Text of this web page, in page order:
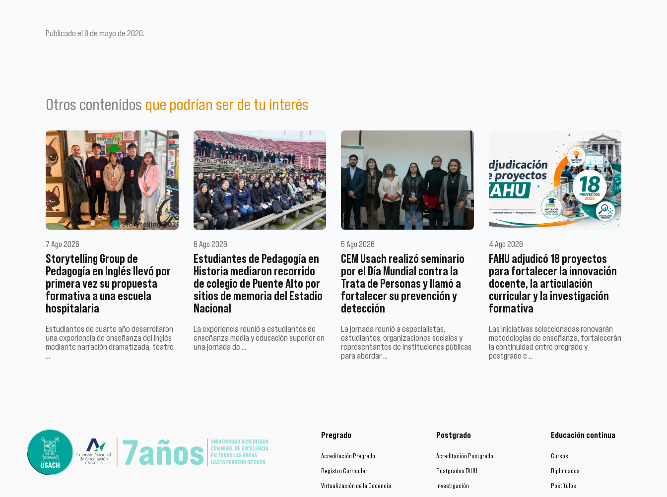
Publicado el 8 de mayo de 2020.
Otros contenidos que podrían ser de tu interés
7 Ago 2026
Storytelling Group de
Pedagogía en Inglés llevó por
primera vez su propuesta
formativa a una escuela
hospitalaria
Estudiantes de cuarto año desarrollaron
una experiencia de enseñanza del inglés
mediante narración dramatizada, teatro
…
6 Ago 2026
Estudiantes de Pedagogía en
Historia mediaron recorrido
de colegio de Puente Alto por
sitios de memoria del Estadio
Nacional
La experiencia reunió a estudiantes de
enseñanza media y educación superior en
una jornada de …
5 Ago 2026
CEM Usach realizó seminario
por el Día Mundial contra la
Trata de Personas y llamó a
fortalecer su prevención y
detección
La jornada reunió a especialistas,
estudiantes, organizaciones sociales y
representantes de instituciones públicas
para abordar …
4 Ago 2026
FAHU adjudicó 18 proyectos
para fortalecer la innovación
docente, la articulación
curricular y la investigación
formativa
Las iniciativas seleccionadas renovarán
metodologías de enseñanza, fortalecerán
la continuidad entre pregrado y
postgrado e …
Pregrado
Acreditación Pregrado
Registro Curricular
Virtualización de la Docencia
Postgrado
Acreditación Postgrado
Postgrados FAHU
Investigación
Educación continua
Cursos
Diplomados
Postítulos